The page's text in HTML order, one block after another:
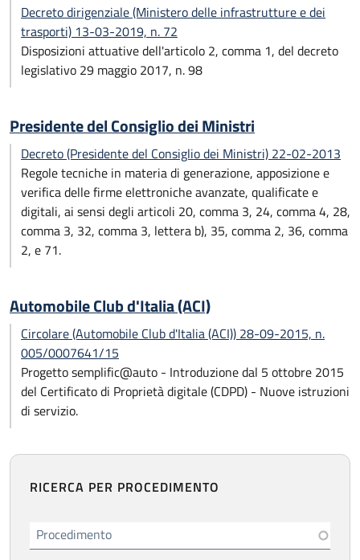
Decreto dirigenziale (Ministero delle infrastrutture e dei
trasporti) 13-03-2019, n. 72
Disposizioni attuative dell'articolo 2, comma 1, del decreto
legislativo 29 maggio 2017, n. 98
Presidente del Consiglio dei Ministri
Decreto (Presidente del Consiglio dei Ministri) 22-02-2013
Regole tecniche in materia di generazione, apposizione e
verifica delle firme elettroniche avanzate, qualificate e
digitali, ai sensi degli articoli 20, comma 3, 24, comma 4, 28,
comma 3, 32, comma 3, lettera b), 35, comma 2, 36, comma
2, e 71.
Automobile Club d'Italia (ACI)
Circolare (Automobile Club d'Italia (ACI)) 28-09-2015, n.
005/0007641/15
Progetto semplific@auto - Introduzione dal 5 ottobre 2015
del Certificato di Proprietà digitale (CDPD) - Nuove istruzioni
di servizio.
RICERCA PER PROCEDIMENTO
Procedimento